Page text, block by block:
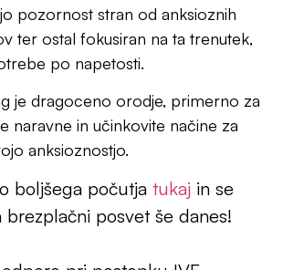
čakanje na krvni test
ali krajše 2WW (two-week waiting) je eno
aktivnim zdravljenjem neplodnosti. Par je
blizu uspeha, po drugi strani pa jima ni nič
izjemno zahteven – še posebej, če